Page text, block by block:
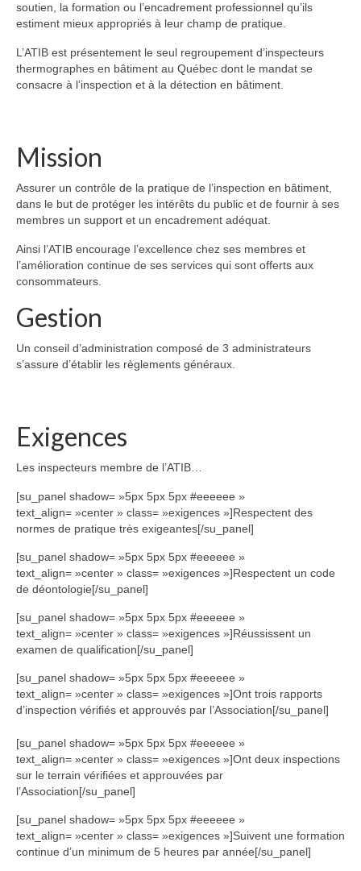
soutien, la formation ou l’encadrement professionnel qu’ils
estiment mieux appropriés à leur champ de pratique.
L’ATIB est présentement le seul regroupement d’inspecteurs
thermographes en bâtiment au Québec dont le mandat se
consacre à l’inspection et à la détection en bâtiment.
Mission
Assurer un contrôle de la pratique de l’inspection en bâtiment,
dans le but de protéger les intérêts du public et de fournir à ses
membres un support et un encadrement adéquat.
Ainsi l’ATIB encourage l’excellence chez ses membres et
l’amélioration continue de ses services qui sont offerts aux
consommateurs.
Gestion
Un conseil d’administration composé de 3 administrateurs
s’assure d’établir les règlements généraux.
Exigences
Les inspecteurs membre de l’ATIB…
[su_panel shadow= »5px 5px 5px #eeeeee »
text_align= »center » class= »exigences »]Respectent des
normes de pratique très exigeantes[/su_panel]
[su_panel shadow= »5px 5px 5px #eeeeee »
text_align= »center » class= »exigences »]Respectent un code
de déontologie[/su_panel]
[su_panel shadow= »5px 5px 5px #eeeeee »
text_align= »center » class= »exigences »]Réussissent un
examen de qualification[/su_panel]
[su_panel shadow= »5px 5px 5px #eeeeee »
text_align= »center » class= »exigences »]Ont trois rapports
d’inspection vérifiés et approuvés par l’Association[/su_panel]
[su_panel shadow= »5px 5px 5px #eeeeee »
text_align= »center » class= »exigences »]Ont deux inspections
sur le terrain vérifiées et approuvées par
l’Association[/su_panel]
[su_panel shadow= »5px 5px 5px #eeeeee »
text_align= »center » class= »exigences »]Suivent une formation
continue d’un minimum de 5 heures par année[/su_panel]